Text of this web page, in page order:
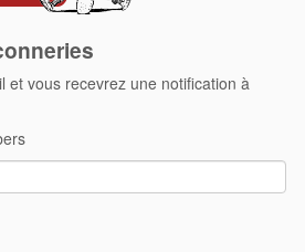
et vous recevrez une notification à